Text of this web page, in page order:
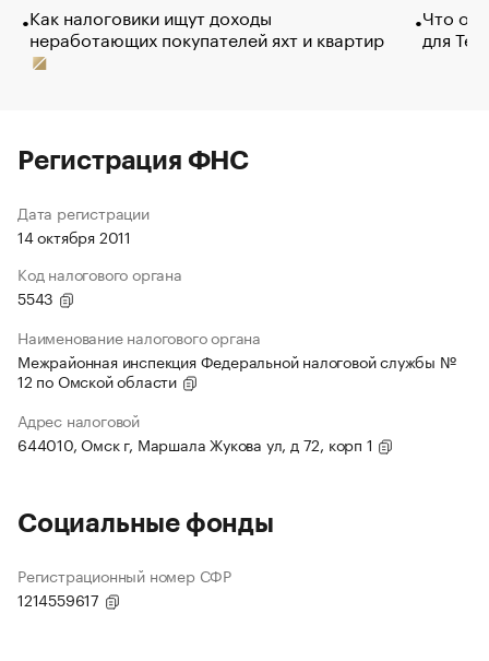
Как налоговики ищут доходы
неработающих покупателей яхт и квартир
Что
для
Регистрация ФНС
Дата регистрации
14 октября 2011
Код налогового органа
5543
Наименование налогового органа
Межрайонная инспекция Федеральной налоговой службы №
12 по Омской области
Адрес налоговой
644010, Омск г, Маршала Жукова ул, д 72, корп 1
Социальные фонды
Регистрационный номер СФР
1214559617